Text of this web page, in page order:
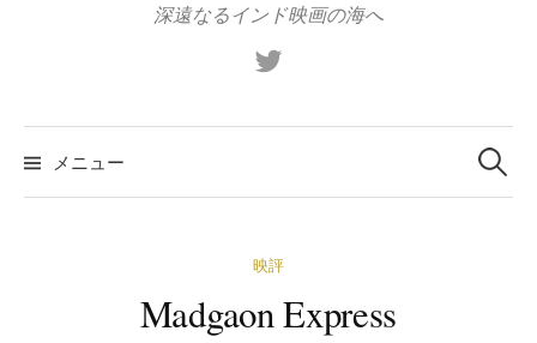
プ
深遠なるインド映画の海へ
メニュー
検
索:
映評
Madgaon Express